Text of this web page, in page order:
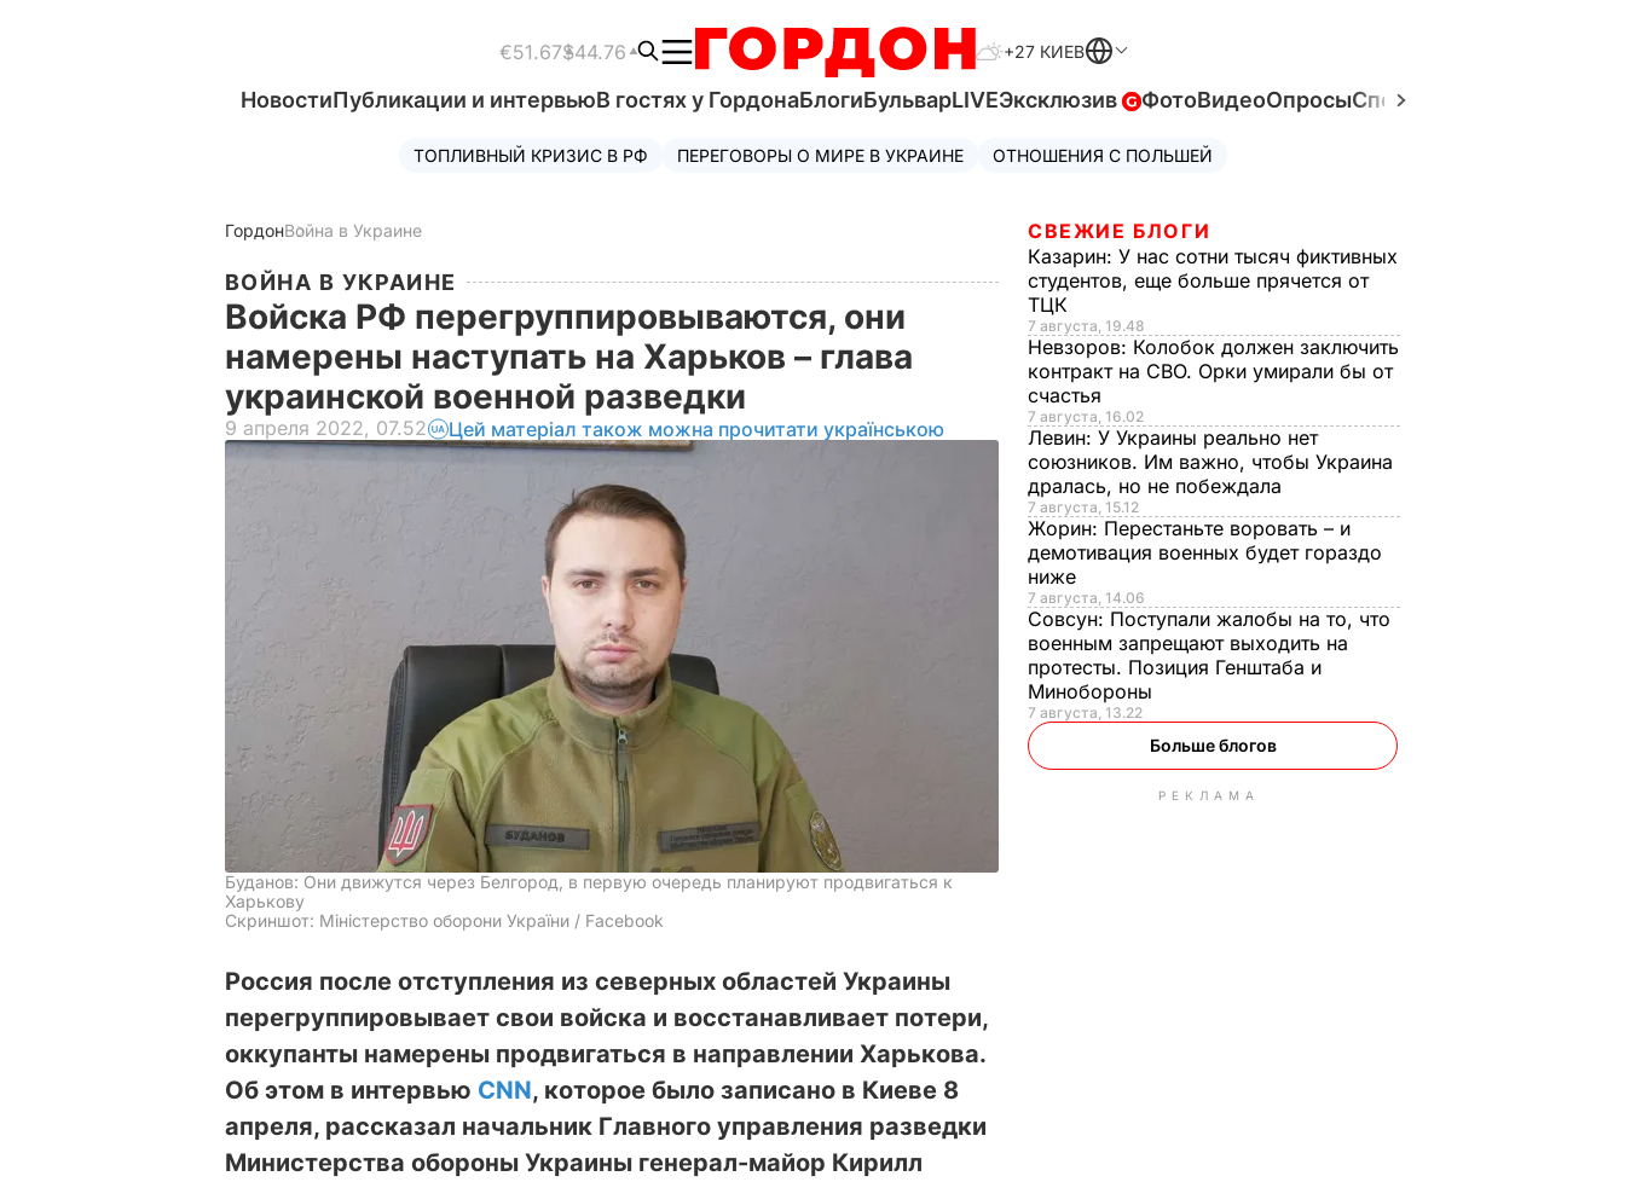
€51.67$44.76 +27 КИЕВ
НовостиПубликации и интервьюВ гостях у ГордонаБлогиБульварLIVEЭксклюзив ФотоВидеоОпросыСпецпроекты
ТОПЛИВНЫЙ КРИЗИС В РФ ПЕРЕГОВОРЫ О МИРЕ В УКРАИНЕ ОТНОШЕНИЯ С ПОЛЬШЕЙ
ГордонВойна в Украине
ВОЙНА В УКРАИНЕ
Войска РФ перегруппировываются, они
намерены наступать на Харьков – глава
украинской военной разведки
9 апреля 2022, 07.52 Цей матеріал також можна прочитати українською
Буданов: Они движутся через Белгород, в первую очередь планируют продвигаться к
Харькову
Скриншот: Міністерство оборони України / Facebook
Россия после отступления из северных областей Украины
перегруппировывает свои войска и восстанавливает потери,
оккупанты намерены продвигаться в направлении Харькова.
Об этом в интервью CNN, которое было записано в Киеве 8
апреля, рассказал начальник Главного управления разведки
Министерства обороны Украины генерал-майор Кирилл
СВЕЖИЕ БЛОГИ
Казарин: У нас сотни тысяч фиктивных
студентов, еще больше прячется от
ТЦК
7 августа, 19.48
Невзоров: Колобок должен заключить
контракт на СВО. Орки умирали бы от
счастья
7 августа, 16.02
Левин: У Украины реально нет
союзников. Им важно, чтобы Украина
дралась, но не побеждала
7 августа, 15.12
Жорин: Перестаньте воровать – и
демотивация военных будет гораздо
ниже
7 августа, 14.06
Совсун: Поступали жалобы на то, что
военным запрещают выходить на
протесты. Позиция Генштаба и
Минобороны
7 августа, 13.22
Больше блогов
РЕКЛАМА